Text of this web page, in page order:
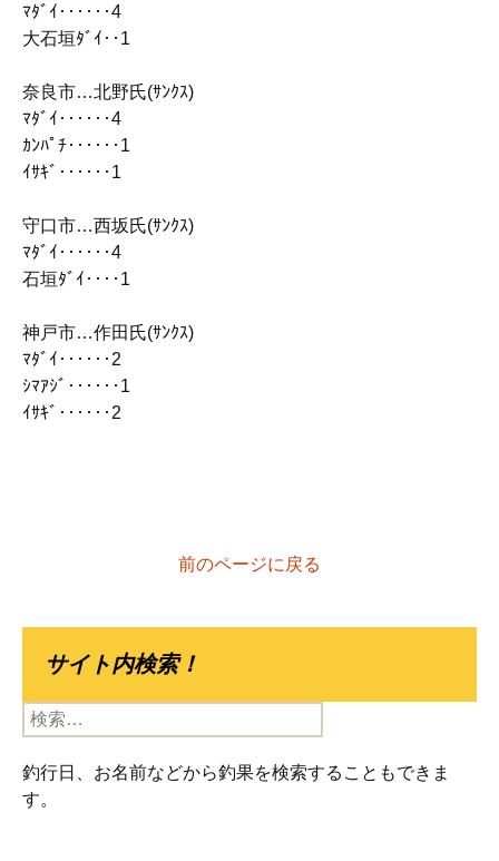
ﾏﾀﾞｲ‥‥‥4
大石垣ﾀﾞｲ‥1
奈良市…北野氏(ｻﾝｸｽ)
ﾏﾀﾞｲ‥‥‥4
ｶﾝﾊﾟﾁ‥‥‥1
ｲｻｷﾞ‥‥‥1
守口市…西坂氏(ｻﾝｸｽ)
ﾏﾀﾞｲ‥‥‥4
石垣ﾀﾞｲ‥‥1
神戸市…作田氏(ｻﾝｸｽ)
ﾏﾀﾞｲ‥‥‥2
ｼﾏｱｼﾞ‥‥‥1
ｲｻｷﾞ‥‥‥2
前のページに戻る
サイト内検索！
検
索:
釣行日、お名前などから釣果を検索することもできま
す。